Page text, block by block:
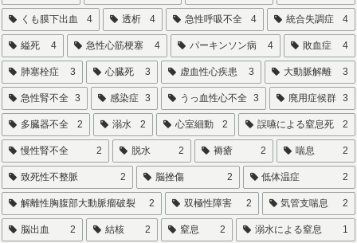
くも膜下出血 4 透析 4 急性呼吸不全 4 統合失調症 4
縊死 4 急性心筋梗塞 4 パーキンソン病 4 敗血症 4
肺塞栓症 3 心臓死 3 虚血性心疾患 3 大動脈解離 3
急性腎不全 3 感染症 3 うっ血性心不全 3 廃用症候群 3
多臓器不全 2 溺水 2 心室細動 2 誤嚥による窒息死 2
慢性腎不全 2 脱水 2 褥瘡 2 喘息 2
致死性不整脈 2 脳挫傷 2 低体温症 2
解離性胸腹部大動脈瘤破裂 2 双極性障害 2 気管支喘息 2
脳出血 2 結核 2 窒息 2 溺水による窒息 1